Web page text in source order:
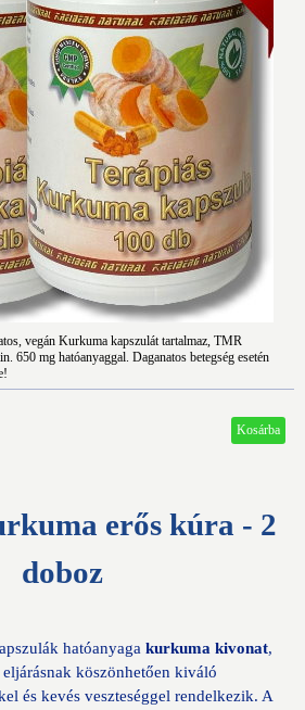
vegán Kurkuma kapszulát tartalmaz, TMR
650 mg hatóanyaggal. Daganatos betegség esetén
erős kúra - 2
doboz
hatóanyaga kurkuma kivonat,
eljárásnak köszönhetően kiváló
és kevés veszteséggel rendelkezik. A